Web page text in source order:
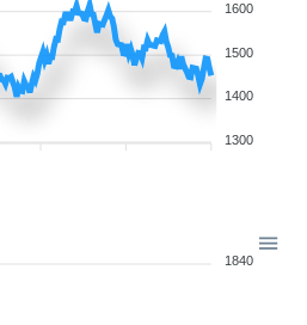
1600
1500
1400
1300
1840